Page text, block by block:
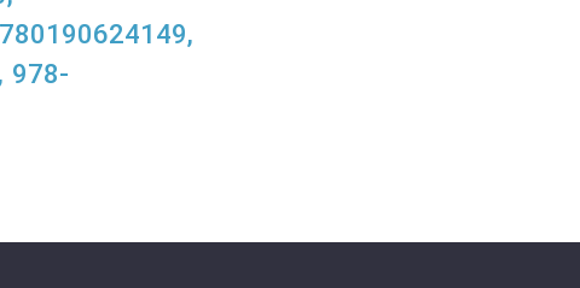
978-